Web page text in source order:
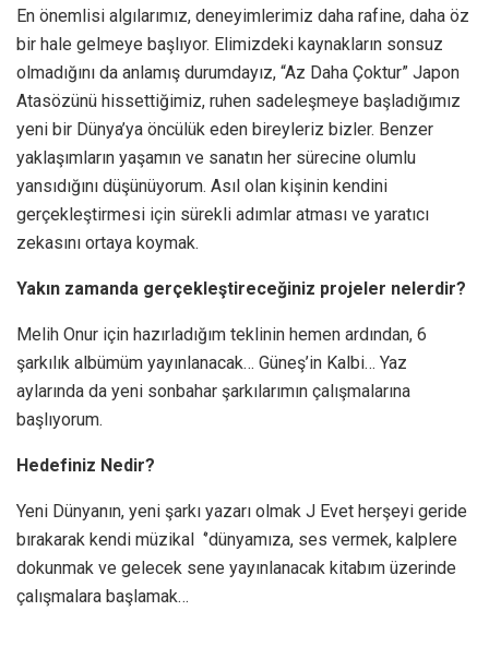
En önemlisi algılarımız, deneyimlerimiz daha rafine, daha öz
bir hale gelmeye başlıyor. Elimizdeki kaynakların sonsuz
olmadığını da anlamış durumdayız, “Az Daha Çoktur” Japon
Atasözünü hissettiğimiz, ruhen sadeleşmeye başladığımız
yeni bir Dünya’ya öncülük eden bireyleriz bizler. Benzer
yaklaşımların yaşamın ve sanatın her sürecine olumlu
yansıdığını düşünüyorum. Asıl olan kişinin kendini
gerçekleştirmesi için sürekli adımlar atması ve yaratıcı
zekasını ortaya koymak.
Yakın zamanda gerçekleştireceğiniz projeler nelerdir?
Melih Onur için hazırladığım teklinin hemen ardından, 6
şarkılık albümüm yayınlanacak… Güneş’in Kalbi… Yaz
aylarında da yeni sonbahar şarkılarımın çalışmalarına
başlıyorum.
Hedefiniz Nedir?
Yeni Dünyanın, yeni şarkı yazarı olmak J Evet herşeyi geride
bırakarak kendi müzikal ‘’dünyamıza, ses vermek, kalplere
dokunmak ve gelecek sene yayınlanacak kitabım üzerinde
çalışmalara başlamak…